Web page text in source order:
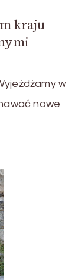
kraju
w
nowe